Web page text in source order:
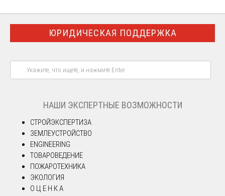
ЮРИДИЧЕСКАЯ ПОДДЕРЖКА
НАШИ ЭКСПЕРТНЫЕ ВОЗМОЖНОСТИ
СТРОЙЭКСПЕРТИЗА
ЗЕМЛЕУСТРОЙСТВО
ENGINEERING
ТОВАРОВЕДЕНИЕ
ПОЖАРОТЕХНИКА
ЭКОЛОГИЯ
О Ц Е Н К А